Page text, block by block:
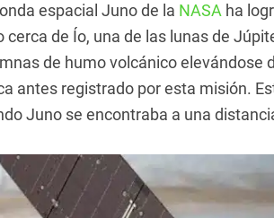
espacial Juno de la NASA ha
cerca de Ío, una de las lunas de
de humo volcánico elevándose
antes registrado por esta misión.
Juno se encontraba a una